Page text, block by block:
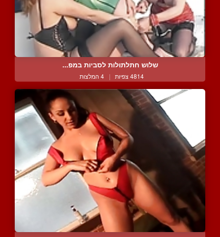
שלוש חתלתולות לסביות במפ...
4814 צפיות | 4 המלצות